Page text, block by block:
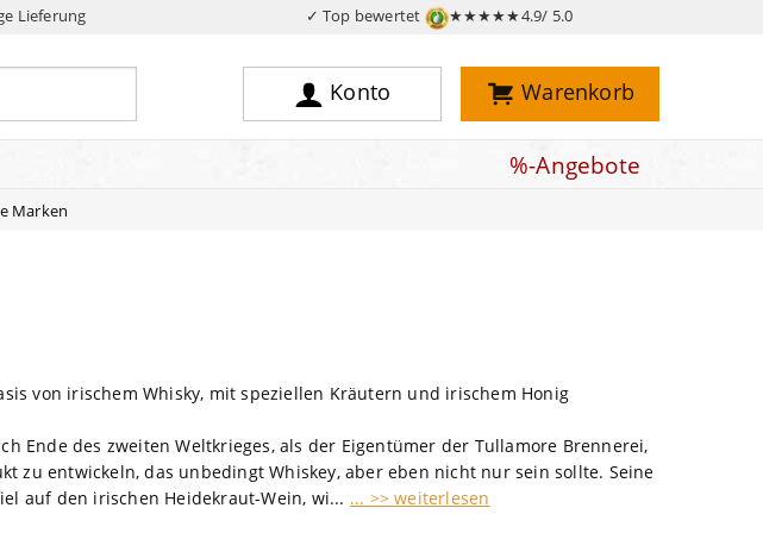
Lieferung ✓ Top bewertet ★★★★★4.9/ 5.0
Konto Warenkorb
%-Angebote
Marken
von irischem Whisky, mit speziellen Kräutern und irischem Honig
Ende des zweiten Weltkrieges, als der Eigentümer der Tullamore Brennerei,
zu entwickeln, das unbedingt Whiskey, aber eben nicht nur sein sollte. Seine
auf den irischen Heidekraut-Wein, wi... ... >> weiterlesen